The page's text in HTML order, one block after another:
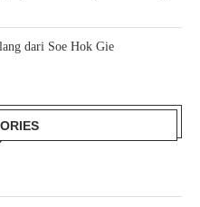
dari Soe Hok Gie